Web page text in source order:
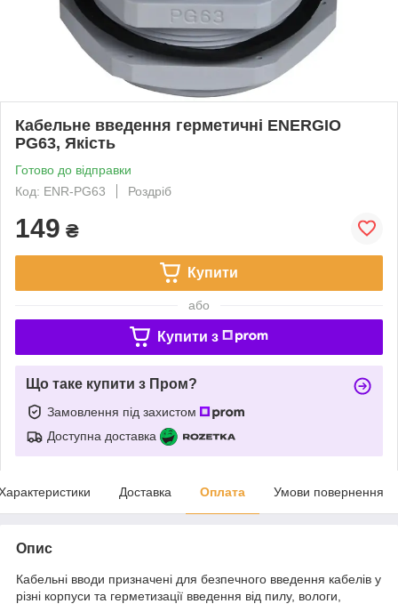
Кабельне введення герметичні ENERGIO
PG63, Якість
Готово до відправки
Код: ENR-PG63
Роздріб
149 ₴
Купити
або
Купити з
Що таке купити з Пром?
Замовлення під захистом
Доступна доставка
Доставка Оплата Умови повернення
Опис
Кабельні вводи призначені для безпечного введення кабелів у
різні корпуси та герметизації введення від пилу, вологи,